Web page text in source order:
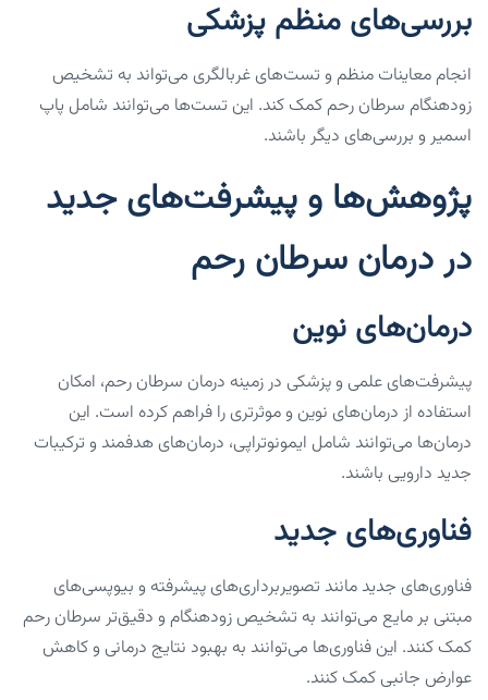
بررسی‌های منظم پزشکی
انجام معاینات منظم و تست‌های غربالگری می‌تواند به تشخیص
زودهنگام سرطان رحم کمک کند. این تست‌ها می‌توانند شامل پاپ
اسمیر و بررسی‌های دیگر باشند.
پژوهش‌ها و پیشرفت‌های جدید
در درمان سرطان رحم
درمان‌های نوین
پیشرفت‌های علمی و پزشکی در زمینه درمان سرطان رحم، امکان
استفاده از درمان‌های نوین و موثرتری را فراهم کرده است. این
درمان‌ها می‌توانند شامل ایمونوتراپی، درمان‌های هدفمند و ترکیبات
جدید دارویی باشند.
فناوری‌های جدید
فناوری‌های جدید مانند تصویربرداری‌های پیشرفته و بیوپسی‌های
مبتنی بر مایع می‌توانند به تشخیص زودهنگام و دقیق‌تر سرطان رحم
کمک کنند. این فناوری‌ها می‌توانند به بهبود نتایج درمانی و کاهش
عوارض جانبی کمک کنند.